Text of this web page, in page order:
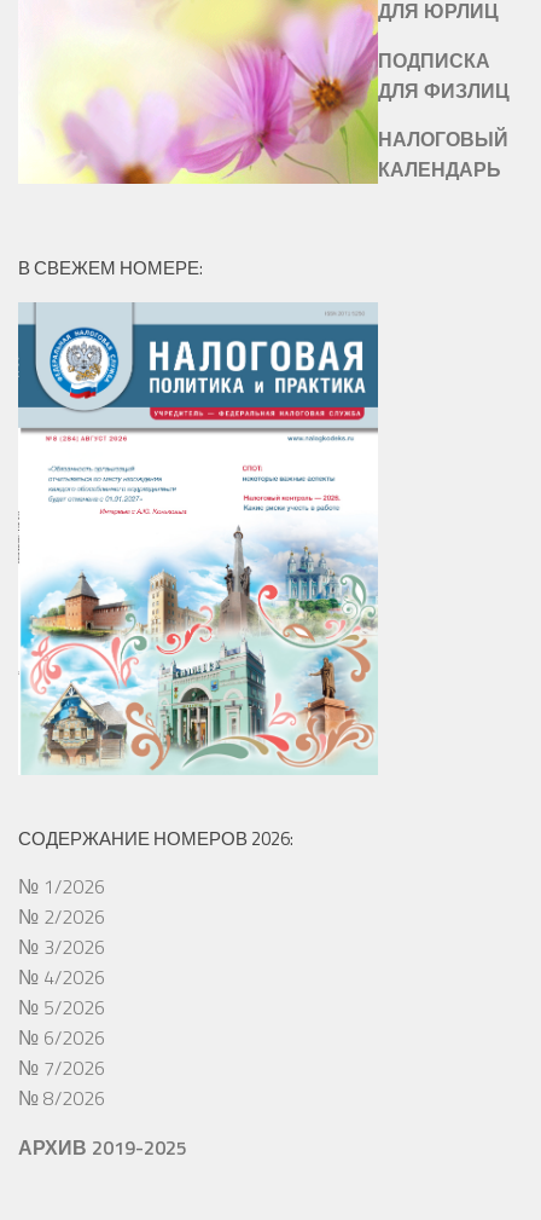
ДЛЯ ЮРЛИЦ
ПОДПИСКА
ДЛЯ ФИЗЛИЦ
НАЛОГОВЫЙ
КАЛЕНДАРЬ
В СВЕЖЕМ НОМЕРЕ:
СОДЕРЖАНИЕ НОМЕРОВ 2026:
№ 1/2026
№ 2/2026
№ 3/2026
№ 4/2026
№ 5/2026
№ 6/2026
№ 7/2026
№ 8/2026
АРХИВ 2019-2025